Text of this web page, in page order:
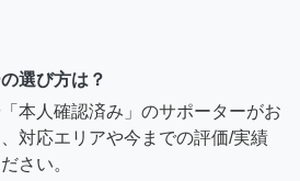
選び方は？
本人確認済み」のサポーターがお
対応エリアや今までの評価/実績
さい。